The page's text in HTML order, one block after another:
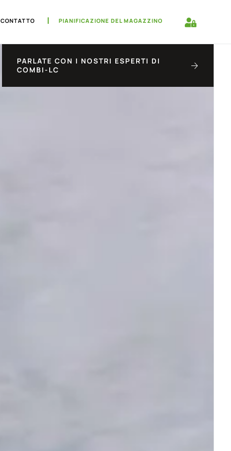
CONTATTO PIANIFICAZIONE DEL MAGAZZINO
PARLATE CON I NOSTRI ESPERTI DI
COMBI-LC